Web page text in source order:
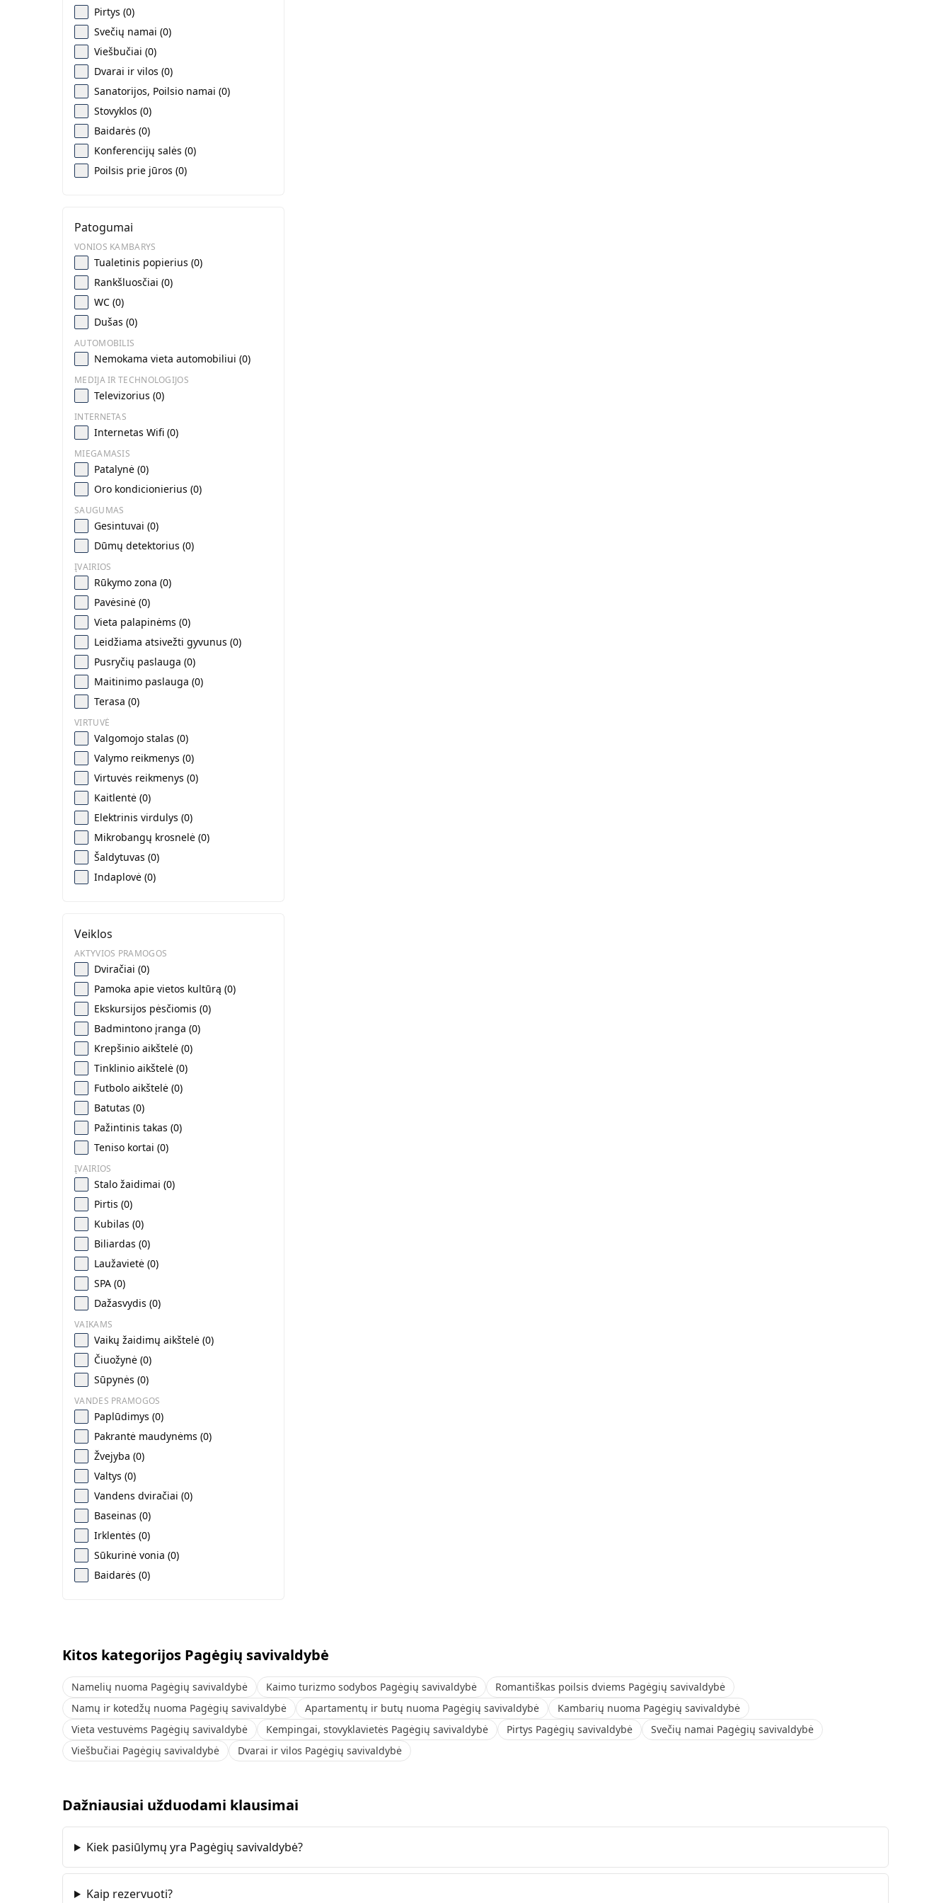
Pirtys (0)
Svečių namai (0)
Viešbučiai (0)
Dvarai ir vilos (0)
Sanatorijos, Poilsio namai (0)
Stovyklos (0)
Baidarės (0)
Konferencijų salės (0)
Poilsis prie jūros (0)
Patogumai
VONIOS KAMBARYS
Tualetinis popierius (0)
Rankšluosčiai (0)
WC (0)
Dušas (0)
AUTOMOBILIS
Nemokama vieta automobiliui (0)
MEDIJA IR TECHNOLOGIJOS
Televizorius (0)
INTERNETAS
Internetas Wifi (0)
MIEGAMASIS
Patalynė (0)
Oro kondicionierius (0)
SAUGUMAS
Gesintuvai (0)
Dūmų detektorius (0)
ĮVAIRIOS
Rūkymo zona (0)
Pavėsinė (0)
Vieta palapinėms (0)
Leidžiama atsivežti gyvunus (0)
Pusryčių paslauga (0)
Maitinimo paslauga (0)
Terasa (0)
VIRTUVĖ
Valgomojo stalas (0)
Valymo reikmenys (0)
Virtuvės reikmenys (0)
Kaitlentė (0)
Elektrinis virdulys (0)
Mikrobangų krosnelė (0)
Šaldytuvas (0)
Indaplovė (0)
Veiklos
AKTYVIOS PRAMOGOS
Dviračiai (0)
Pamoka apie vietos kultūrą (0)
Ekskursijos pėsčiomis (0)
Badmintono įranga (0)
Krepšinio aikštelė (0)
Tinklinio aikštelė (0)
Futbolo aikštelė (0)
Batutas (0)
Pažintinis takas (0)
Teniso kortai (0)
ĮVAIRIOS
Stalo žaidimai (0)
Pirtis (0)
Kubilas (0)
Biliardas (0)
Laužavietė (0)
SPA (0)
Dažasvydis (0)
VAIKAMS
Vaikų žaidimų aikštelė (0)
Čiuožynė (0)
Sūpynės (0)
VANDES PRAMOGOS
Paplūdimys (0)
Pakrantė maudynėms (0)
Žvejyba (0)
Valtys (0)
Vandens dviračiai (0)
Baseinas (0)
Irklentės (0)
Sūkurinė vonia (0)
Baidarės (0)
Kitos kategorijos Pagėgių savivaldybė
Namelių nuoma Pagėgių savivaldybė Kaimo turizmo sodybos Pagėgių savivaldybė
Romantiškas poilsis dviems Pagėgių savivaldybė
Namų ir kotedžų nuoma Pagėgių savivaldybė
Apartamentų ir butų nuoma Pagėgių savivaldybė
Kambarių nuoma Pagėgių savivaldybė
Vieta vestuvėms Pagėgių savivaldybė
Kempingai, stovyklavietės Pagėgių savivaldybė Pirtys Pagėgių savivaldybė
Svečių namai Pagėgių savivaldybė
Viešbučiai Pagėgių savivaldybė
Dvarai ir vilos Pagėgių savivaldybė
Dažniausiai užduodami klausimai
Kiek pasiūlymų yra Pagėgių savivaldybė?
Kaip rezervuoti?